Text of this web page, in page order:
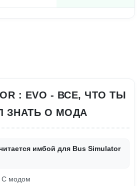
: EVO - ВСЕ, ЧТО ТЫ
ЗНАТЬ О МОДА
имбой для Bus Simulator
С модом